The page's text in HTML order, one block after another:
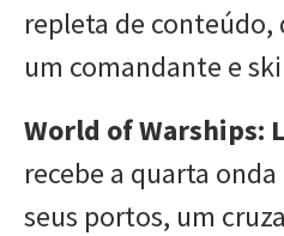
repleta de conteúdo,
um comandante e
World of Warships:
recebe a quarta
seus portos, um